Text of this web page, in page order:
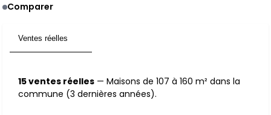
Comparer
Ventes réelles
15 ventes réelles — Maisons de 107 à 160 m² dans la
commune (3 dernières années).